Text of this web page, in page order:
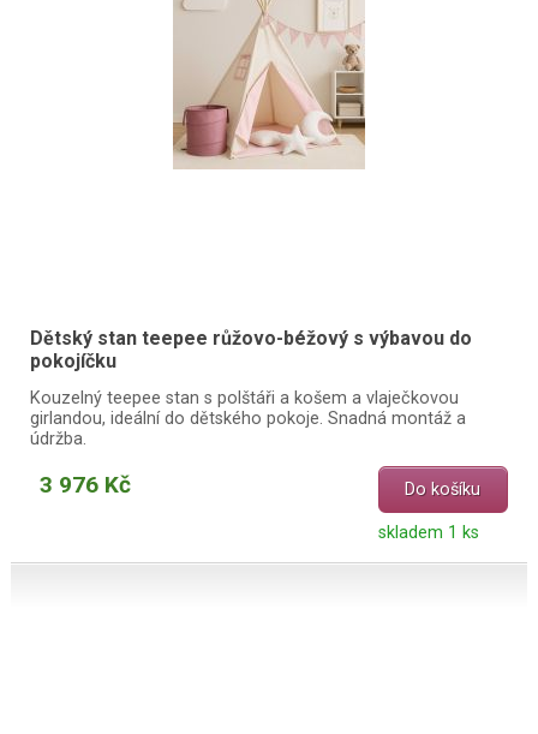
Dětský stan teepee růžovo-béžový s výbavou do
pokojíčku
Kouzelný teepee stan s polštáři a košem a vlaječkovou
girlandou, ideální do dětského pokoje. Snadná montáž a
údržba.
3 976 Kč Do košíku
skladem 1 ks